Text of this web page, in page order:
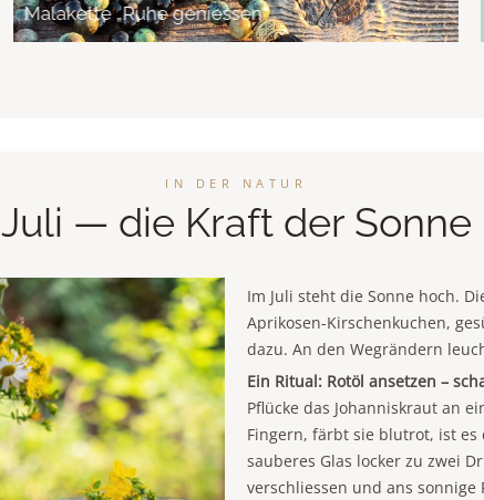
Malakette „Ruhe geniessen“
IN DER NATUR
Juli — die Kraft der Sonne
Im Juli steht die Sonne hoch.
Aprikosen-Kirschenkuchen,
dazu. An den Wegrändern
Ein Ritual: Rotöl ansetzen –
Pflücke das Johanniskraut an
Fingern, färbt sie blutrot, ist es
sauberes Glas locker zu zwei
verschliessen und ans